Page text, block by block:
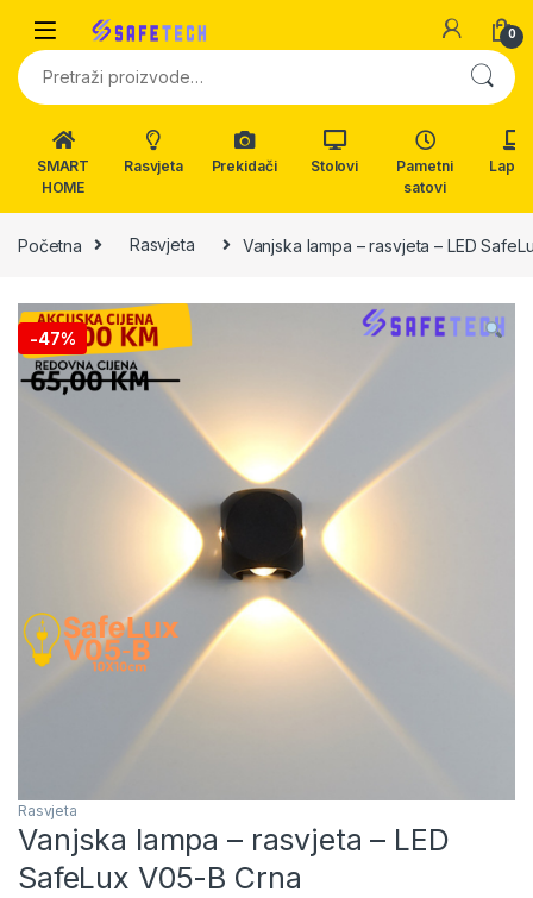
0
Pretraži:
SMART
HOME
Rasvjeta Prekidači Stolovi
Pametni
satovi
Početna Rasvjeta Vanjska lampa – rasvjeta – LED
-47%
Rasvjeta
Vanjska lampa – rasvjeta – LED
SafeLux V05-B Crna